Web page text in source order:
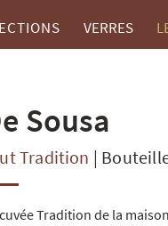
VERRES
Sousa
Tradition |
Tradition de la